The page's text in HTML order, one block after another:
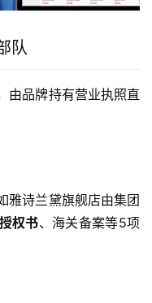
队
由品牌持有营业执照直
雅诗兰黛旗舰店由集团
权书、海关备案等5项